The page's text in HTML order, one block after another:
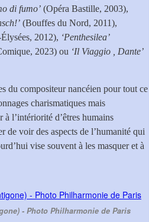
di fumo’ (Opéra Bastille, 2003),
(Bouffes du Nord, 2011),
2012), ‘Penthesilea’
2023) ou ‘Il Viaggio , Dante’
du compositeur nancéien pour tout ce
charismatiques mais
à l’intériorité d’êtres humains
de voir des aspects de l’humanité qui
vise souvent à les masquer et à
- Photo Philharmonie de Paris